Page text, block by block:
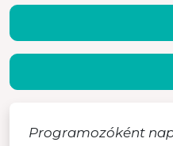
Programozóként